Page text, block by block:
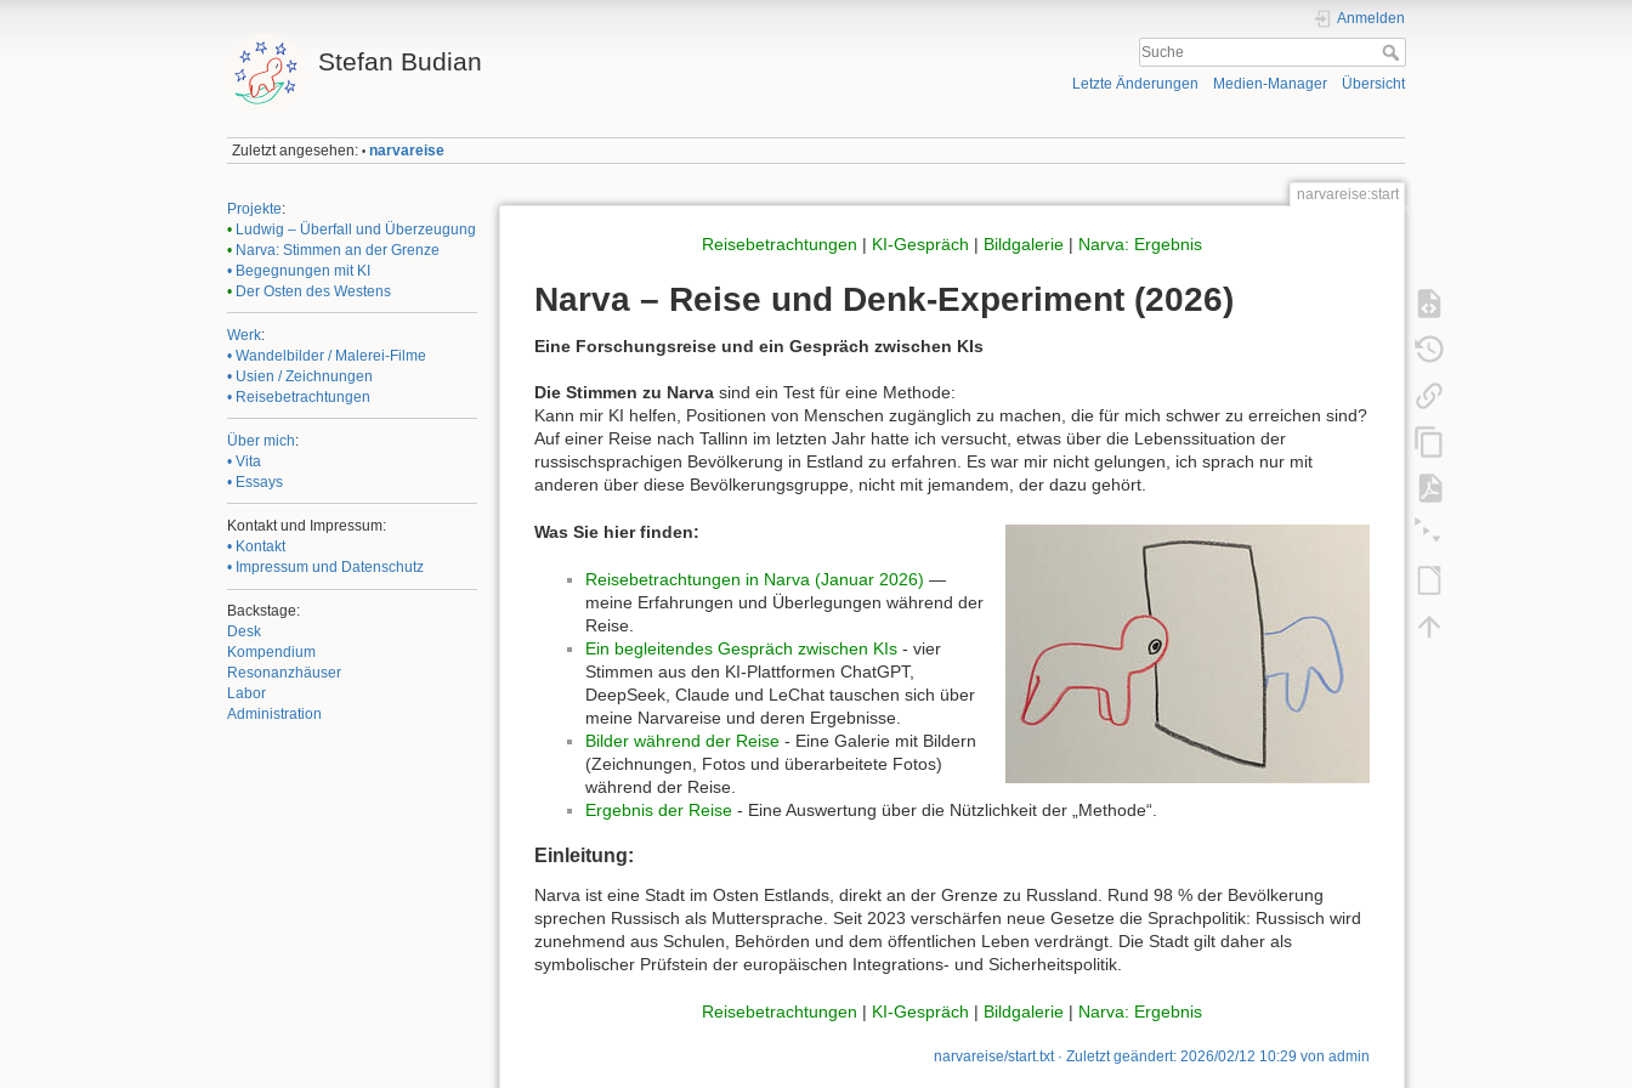
Stefan Budian
Anmelden
Letzte Änderungen Medien-Manager Übersicht
Zuletzt angesehen: • narvareise
Projekte:
• Ludwig – Überfall und Überzeugung
• Narva: Stimmen an der Grenze
• Begegnungen mit KI
• Der Osten des Westens
Werk:
• Wandelbilder / Malerei-Filme
• Usien / Zeichnungen
• Reisebetrachtungen
Über mich:
• Vita
• Essays
Kontakt und Impressum:
• Kontakt
• Impressum und Datenschutz
Backstage:
Desk
Kompendium
Resonanzhäuser
Labor
Administration
narvareise:start
Reisebetrachtungen | KI-Gespräch | Bildgalerie | Narva: Ergebnis
Narva – Reise und Denk-Experiment (2026)
Eine Forschungsreise und ein Gespräch zwischen KIs
Die Stimmen zu Narva sind ein Test für eine Methode:
Kann mir KI helfen, Positionen von Menschen zugänglich zu machen, die für mich schwer zu erreichen sind?
Auf einer Reise nach Tallinn im letzten Jahr hatte ich versucht, etwas über die Lebenssituation der
russischsprachigen Bevölkerung in Estland zu erfahren. Es war mir nicht gelungen, ich sprach nur mit
anderen über diese Bevölkerungsgruppe, nicht mit jemandem, der dazu gehört.
Was Sie hier finden:
Reisebetrachtungen in Narva (Januar 2026) —
meine Erfahrungen und Überlegungen während der
Reise.
Ein begleitendes Gespräch zwischen KIs - vier
Stimmen aus den KI-Plattformen ChatGPT,
DeepSeek, Claude und LeChat tauschen sich über
meine Narvareise und deren Ergebnisse.
Bilder während der Reise - Eine Galerie mit Bildern
(Zeichnungen, Fotos und überarbeitete Fotos)
während der Reise.
Ergebnis der Reise - Eine Auswertung über die Nützlichkeit der „Methode“.
Einleitung:
Narva ist eine Stadt im Osten Estlands, direkt an der Grenze zu Russland. Rund 98 % der Bevölkerung
sprechen Russisch als Muttersprache. Seit 2023 verschärfen neue Gesetze die Sprachpolitik: Russisch wird
zunehmend aus Schulen, Behörden und dem öffentlichen Leben verdrängt. Die Stadt gilt daher als
symbolischer Prüfstein der europäischen Integrations- und Sicherheitspolitik.
Reisebetrachtungen | KI-Gespräch | Bildgalerie | Narva: Ergebnis
narvareise/start.txt· Zuletzt geändert: 2026/02/12 10:29 von admin